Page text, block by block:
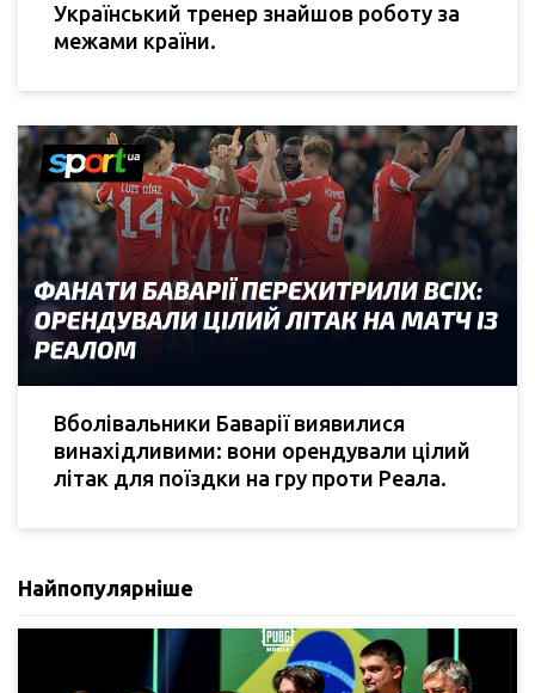
Український тренер знайшов роботу за
межами країни.
Вболівальники Баварії виявилися
винахідливими: вони орендували цілий
літак для поїздки на гру проти Реала.
Найпопулярніше